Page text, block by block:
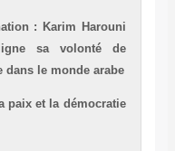
: Karim Harouni
sa volonté de
dans le monde arabe
paix et la démocratie